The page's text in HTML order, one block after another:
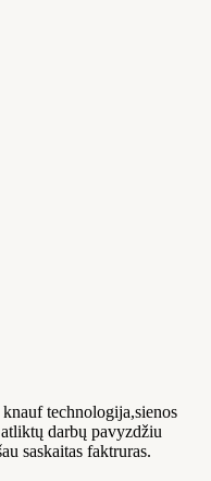
technologija,sienos
darbų pavyzdžiu
saskaitas faktruras.